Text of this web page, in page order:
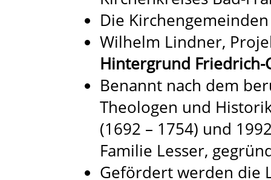
Die
Wilhelm Lindner,
Hintergrund Friedrich-
Benannt nach dem
Theologen und
(1692 – 1754) und
Familie Lesser,
Gefördert werden die